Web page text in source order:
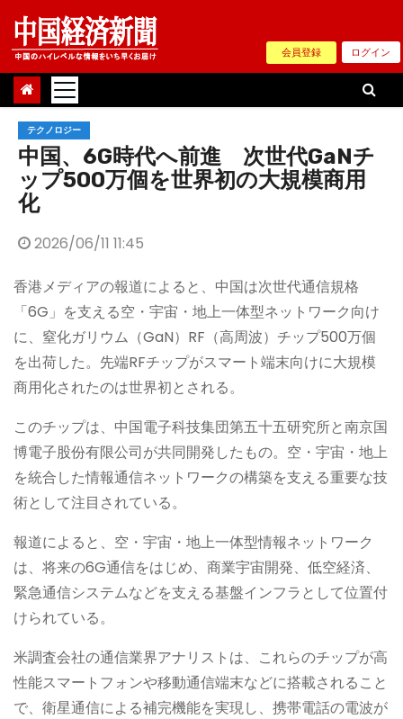
Skip
content
会員登録 ログイン
テクノロジー
中国、6G時代へ前進 次世代GaNチ
ップ500万個を世界初の大規模商用
化
2026/06/11 11:45
香港メディアの報道によると、中国は次世代通信規格
「6G」を支える空・宇宙・地上一体型ネットワーク向け
に、窒化ガリウム（GaN）RF（高周波）チップ500万個
を出荷した。先端RFチップがスマート端末向けに大規模
商用化されたのは世界初とされる。
このチップは、中国電子科技集団第五十五研究所と南京国
博電子股份有限公司が共同開発したもの。空・宇宙・地上
を統合した情報通信ネットワークの構築を支える重要な技
術として注目されている。
報道によると、空・宇宙・地上一体型情報ネットワーク
は、将来の6G通信をはじめ、商業宇宙開発、低空経済、
緊急通信システムなどを支える基盤インフラとして位置付
けられている。
米調査会社の通信業界アナリストは、これらのチップが高
性能スマートフォンや移動通信端末などに搭載されること
で、衛星通信による補完機能を実現し、携帯電話の電波が